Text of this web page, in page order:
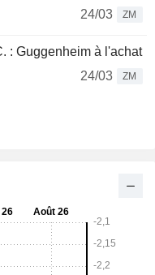
24/03
ZM
: Guggenheim à l'achat
24/03
ZM